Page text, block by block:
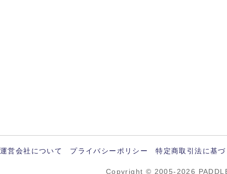
運営会社について プライバシーポリシー 特定商取引法に基
Copyright © 2005-2026